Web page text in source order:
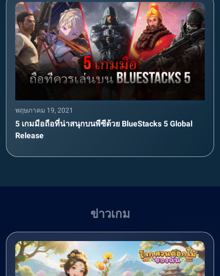
พฤษภาคม 19, 2021
5 เกมมือถือที่น่าสนุกบนพีซีด้วย BlueStacks 5 Global
Release
ข่าวเกม